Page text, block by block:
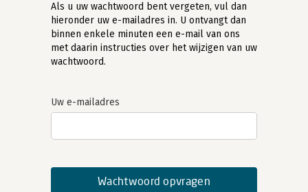
Als u uw wachtwoord bent vergeten, vul dan
hieronder uw e-mailadres in. U ontvangt dan
binnen enkele minuten een e-mail van ons
met daarin instructies over het wijzigen van uw
wachtwoord.
Uw e-mailadres